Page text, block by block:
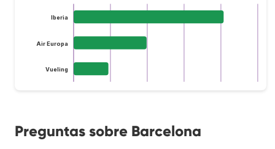
Iberia
Air Europa
Vueling
Preguntas sobre Barcelona